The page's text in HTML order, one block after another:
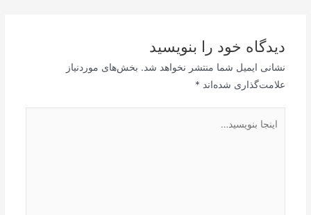
دیدگاه‌ خود را بنویسید
نشانی ایمیل شما منتشر نخواهد شد. بخش‌های موردنیاز
علامت‌گذاری شده‌اند *
بنویسید…